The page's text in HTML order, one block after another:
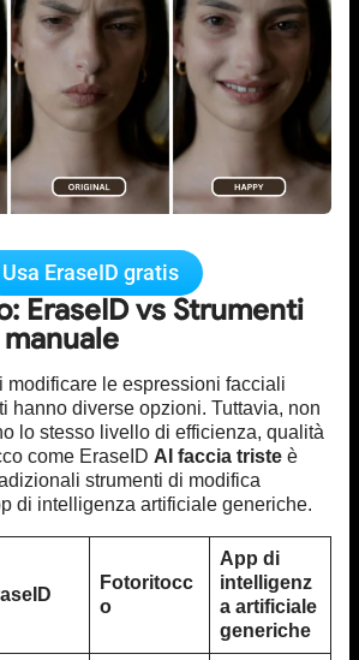
Usa EraseID gratis
EraseID vs Strumenti
modificare le espressioni facciali
hanno diverse opzioni. Tuttavia, non
lo stesso livello di efficienza, qualità
come EraseID AI faccia triste è
strumenti di modifica
di intelligenza artificiale generiche.
Fotoritocc
o
App di
intelligenz
a artificiale
generiche